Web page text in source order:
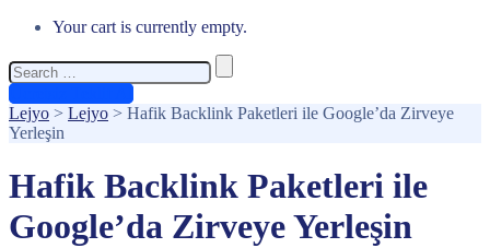
Your cart is currently empty.
Search
for:
Lejyo > Lejyo > Hafik Backlink Paketleri ile Google’da Zirveye
Yerleşin
Hafik Backlink Paketleri ile
Google’da Zirveye Yerleşin